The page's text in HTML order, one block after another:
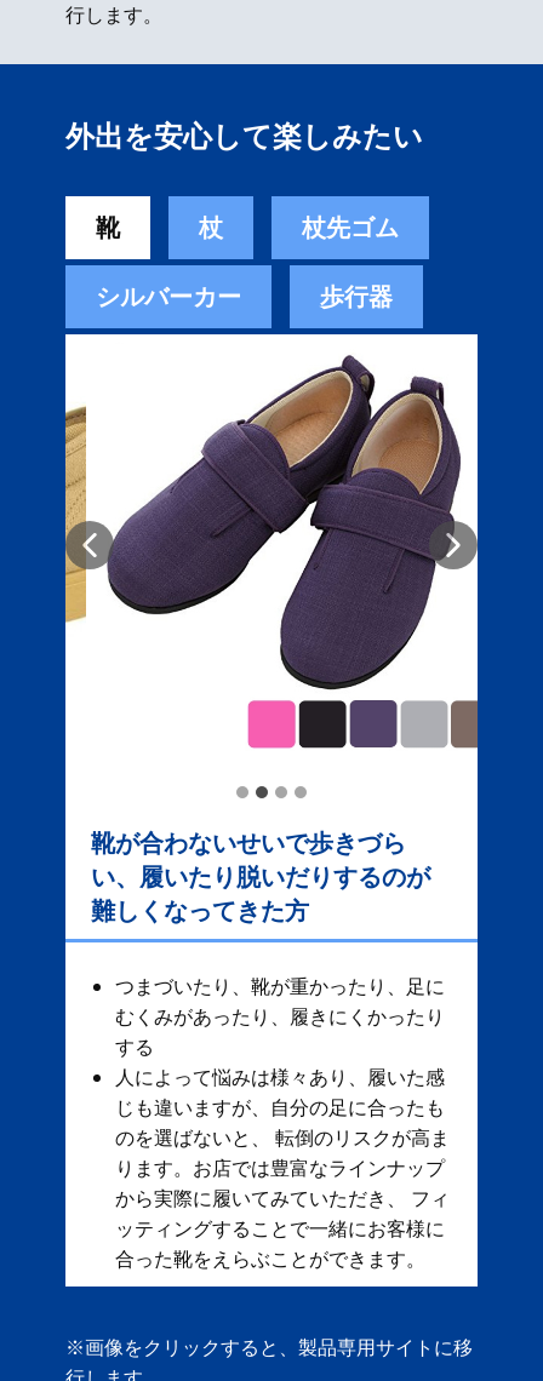
行します。
外出を安心して楽しみたい
靴 杖 杖先ゴム
シルバーカー 歩行器
靴が合わないせいで歩きづら
い、履いたり脱いだりするのが
難しくなってきた方
つまづいたり、靴が重かったり、足に
むくみがあったり、履きにくかったり
する
人によって悩みは様々あり、履いた感
じも違いますが、自分の足に合ったも
のを選ばないと、 転倒のリスクが高ま
ります。お店では豊富なラインナップ
から実際に履いてみていただき、 フィ
ッティングすることで一緒にお客様に
合った靴をえらぶことができます。
※画像をクリックすると、製品専用サイトに移